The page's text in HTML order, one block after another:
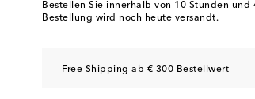
Bestellen Sie innerhalb von 10 Stunden und
Bestellung wird noch heute versandt.
Free Shipping ab € 300 Bestellwert